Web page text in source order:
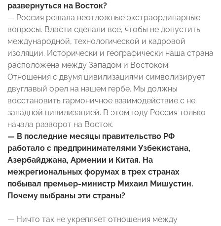
развернуться на Восток?
— Россия решала неотложные экстраординарные
вопросы. Власти сделали все, чтобы не допустить
международной, технологической и кадровой
изоляции. Исторически и географически наша страна
расположена между Западом и Востоком.
Отношения с двумя цивилизациями символизирует
двуглавый орел на нашем гербе. Мы должны
восстановить гармоничное взаимодействие с не
западной цивилизацией. В этом году Россия только
начала разворот на Восток.
— В последние месяцы правительство РФ
работало с предпринимателями Узбекистана,
Азербайджана, Армении и Китая. На
межрегиональных форумах в трех странах
побывал премьер-министр Михаил Мишустин.
Почему выбраны эти страны?
— Ничто так не укрепляет отношения между